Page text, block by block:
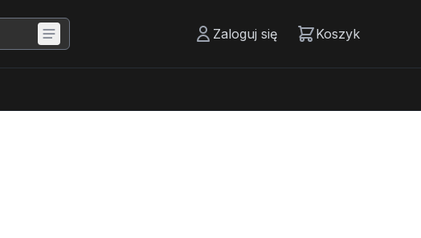
Zaloguj się Koszyk